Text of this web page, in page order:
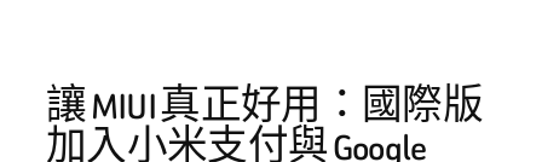
讓 MIUI 真正好用：國際版
加入小米支付與 Google